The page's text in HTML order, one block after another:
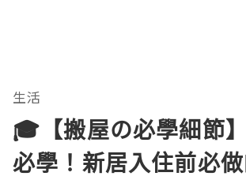
生活
🎓【搬屋の必學細節
必學！新居入住前必